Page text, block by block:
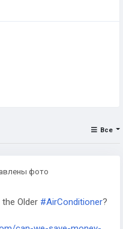
Все
фото
the Older #AirConditioner?